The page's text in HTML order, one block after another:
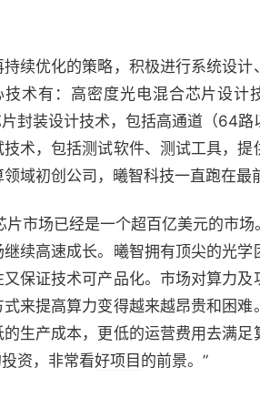
续优化的策略，积极进行系统设计
术有：高密度光电混合芯片设计
封装设计技术，包括高通道（64路
术，包括测试软件、测试工具，提
域初创公司，曦智科技一直跑在最
市场已经是一个超百亿美元的市场
续高速成长。曦智拥有顶尖的光学
保证技术可产品化。市场对算力及
来提高算力变得越来越昂贵和困难
生产成本，更低的运营费用去满足
资，非常看好项目 的前景。”